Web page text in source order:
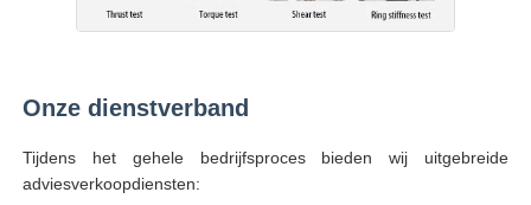
Onze dienstverband
Tijdens het gehele bedrijfsproces bieden wij uitgebreide
adviesverkoopdiensten: